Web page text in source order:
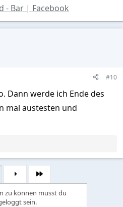
- Bar | Facebook
#10
Dann werde ich Ende des
mal austesten und
Letzte
zu können musst du
sein.